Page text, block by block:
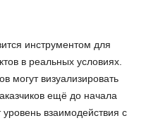
инструментом для
в реальных условиях.
могут визуализировать
ещё до начала
взаимодействия с